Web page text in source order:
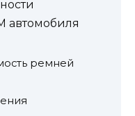
автомобиля
ремней